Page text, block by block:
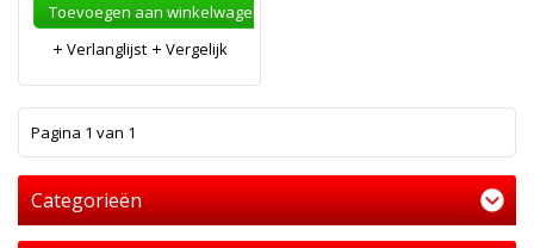
Toevoegen aan winkelwagen
Verlanglijst
Vergelijk
Pagina 1 van 1
Categorieën